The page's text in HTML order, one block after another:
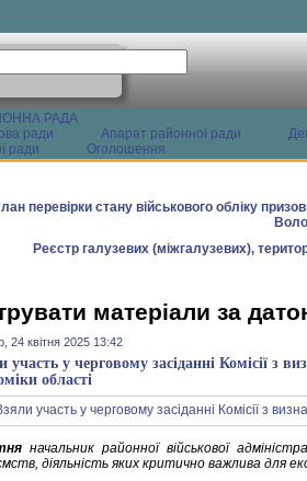
РАДА
ради
Апарат районної ради
ради
Оголошення
перевірки стану військового обліку
Реєстр галузевих (міжгалузевих),
матеріали за
24 квітня 2025 13:42
участь у черговому засіданні Комісії з
області
начальник районної військової
діяльність яких критично важлива для